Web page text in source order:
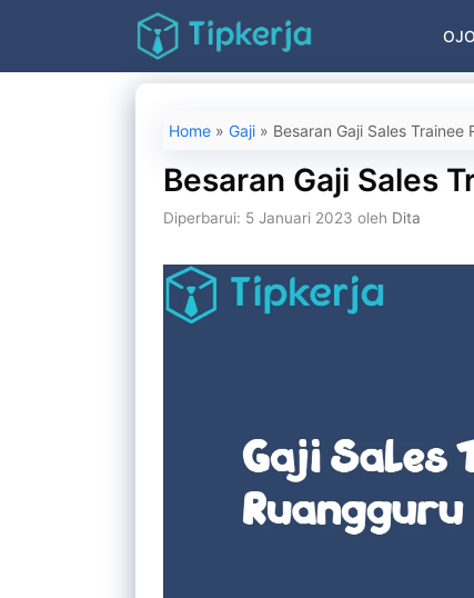
isi
Home » Gaji » Besaran Gaji Sales Trainee
Besaran Gaji Sales
Diperbarui: 5 Januari 2023 oleh Dita